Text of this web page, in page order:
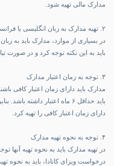
مدارک مالی تهیه شود.
۲. تهیه مدارک به زبان انگلیسی یا فرانسوی
در بسیاری از موارد، مدارک باید به
باید به این نکته توجه کرد و در صورت
۳. توجه به زمان اعتبار مدارک
مدارک باید دارای زمان اعتبار کافی
باید حداقل ۶ ماه اعتبار
دارای زمان اعتبار کافی را تهیه کرد.
۴. توجه به نحوه تهیه مدارک
در تهیه مدارک باید به نحوه تهیه آنها
درخواست ویزای کانادا، باید به نحوه